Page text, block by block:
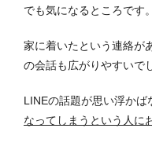
でも気になるところです。
家に着いたという連絡が
の会話も広がりやすいで
LINEの話題が思い浮かば
なってしまうという人に